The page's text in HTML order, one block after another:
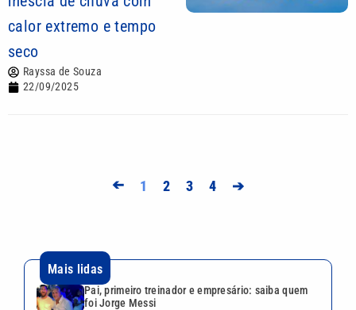
calor extremo e tempo
seco
Rayssa de Souza
22/09/2025
➔ 1 2 3 4 ➔
Mais lidas
Pai, primeiro treinador e empresário: saiba quem
foi Jorge Messi